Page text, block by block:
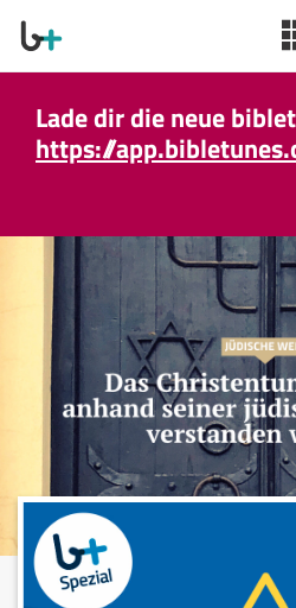
Lade dir die neue
https://